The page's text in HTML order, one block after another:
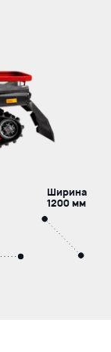
Ширина
1200 мм